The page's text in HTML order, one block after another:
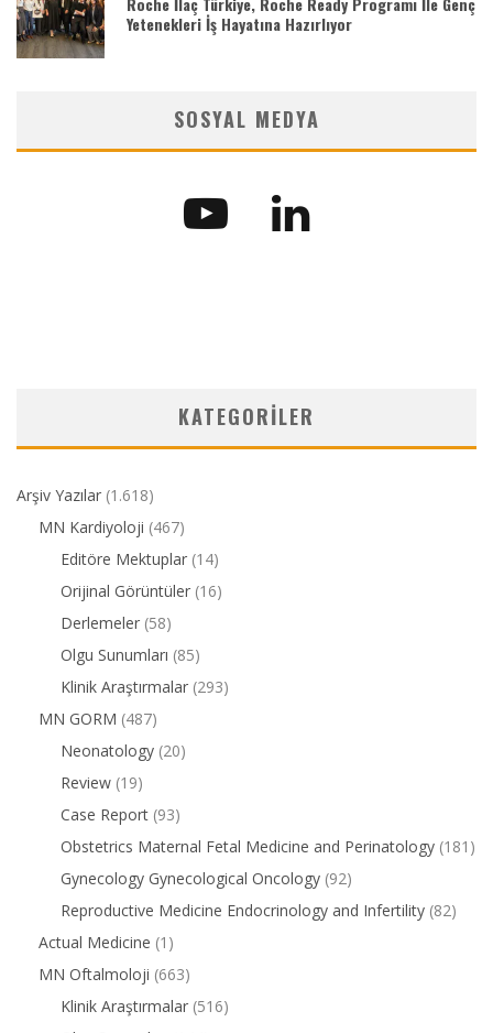
Yetenekleri İş Hayatına Hazırlıyor
SOSYAL MEDYA
KATEGORILER
Arşiv Yazılar (1.618)
MN Kardiyoloji (467)
Editöre Mektuplar (14)
Orijinal Görüntüler (16)
Derlemeler (58)
Olgu Sunumları (85)
Klinik Araştırmalar (293)
MN GORM (487)
Neonatology (20)
Review (19)
Case Report (93)
Obstetrics Maternal Fetal Medicine and Perinatology (181)
Gynecology Gynecological Oncology (92)
Reproductive Medicine Endocrinology and Infertility (82)
Actual Medicine (1)
MN Oftalmoloji (663)
Klinik Araştırmalar (516)